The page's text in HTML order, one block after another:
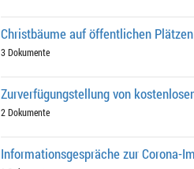
Christbäume auf öffentlichen
3 Dokumente
Zurverfügungstellung von
2 Dokumente
Informationsgespräche zur Corona-